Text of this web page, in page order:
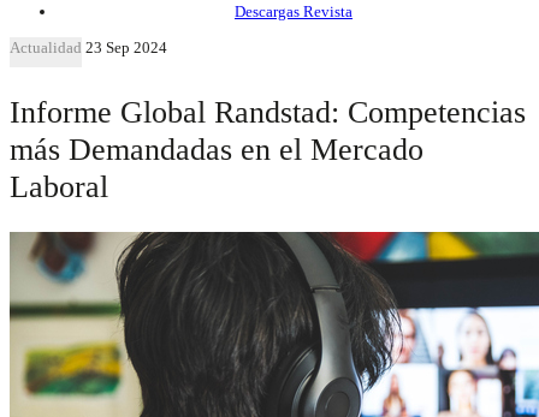
Descargas Revista
Actualidad 23 Sep 2024
Informe Global Randstad: Competencias
más Demandadas en el Mercado
Laboral